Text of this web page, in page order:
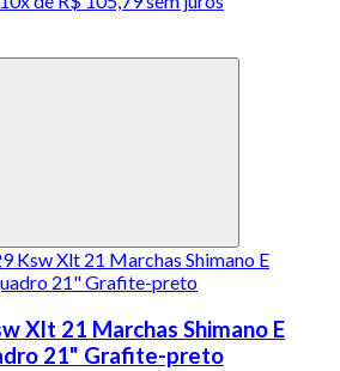
Xlt 21 Marchas Shimano E
21" Grafite-preto